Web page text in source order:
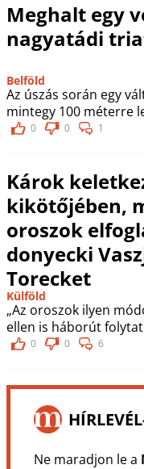
Meghalt egy
nagyatádi
Belföld
Az úszás során egy
mintegy 100 méterre
0 0 1
Károk
kikötőjében,
oroszok
donyecki
Torecket
Külföld
„Az oroszok ilyen
ellen is háborút
0 0 6
Ne maradjon le a